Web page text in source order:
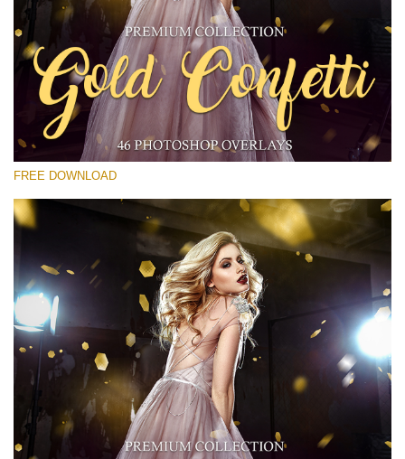
Kérlek, válassz
Free Gold Overlay #19
Small 800*533px
Gold Confetti
(46 Overlays)
Fairy Tale (344 Overlays)
Large 6000*4000px
Entire Collection
(1783 Overlays)
Large 6000*4000px
Ingyenes letöltés
FREE DOWNLOAD